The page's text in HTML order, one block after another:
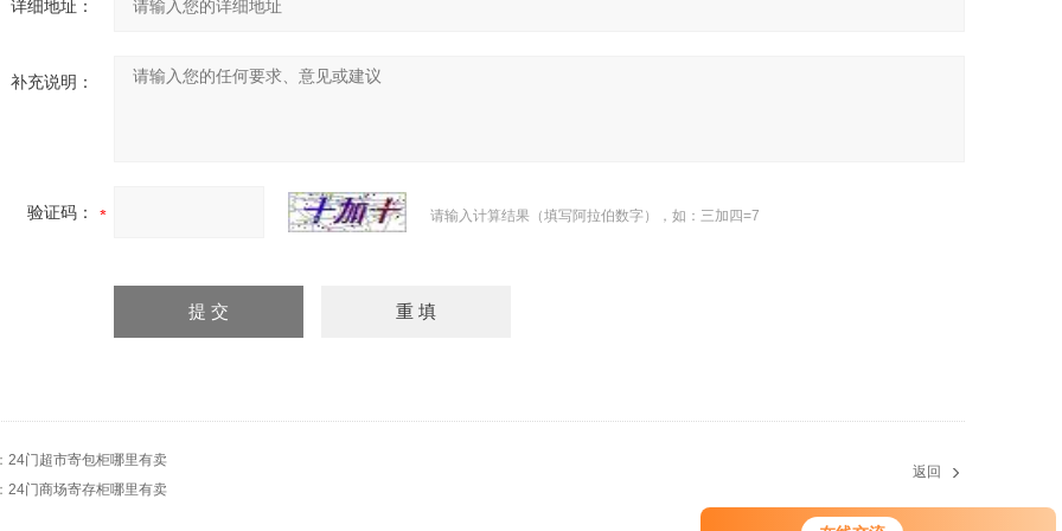
详细地址：
补充说明：
验证码： 请输入计算结果（填写阿拉伯数字），如：三加四=7
24门超市寄包柜哪里有卖
24门商场寄存柜哪里有卖
返回